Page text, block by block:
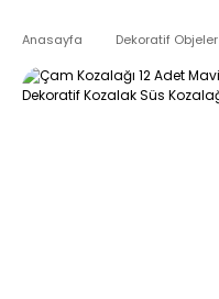
Anasayfa Dekoratif Objeler